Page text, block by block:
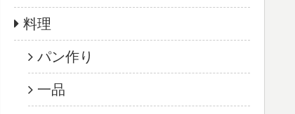
料理
パン作り
一品